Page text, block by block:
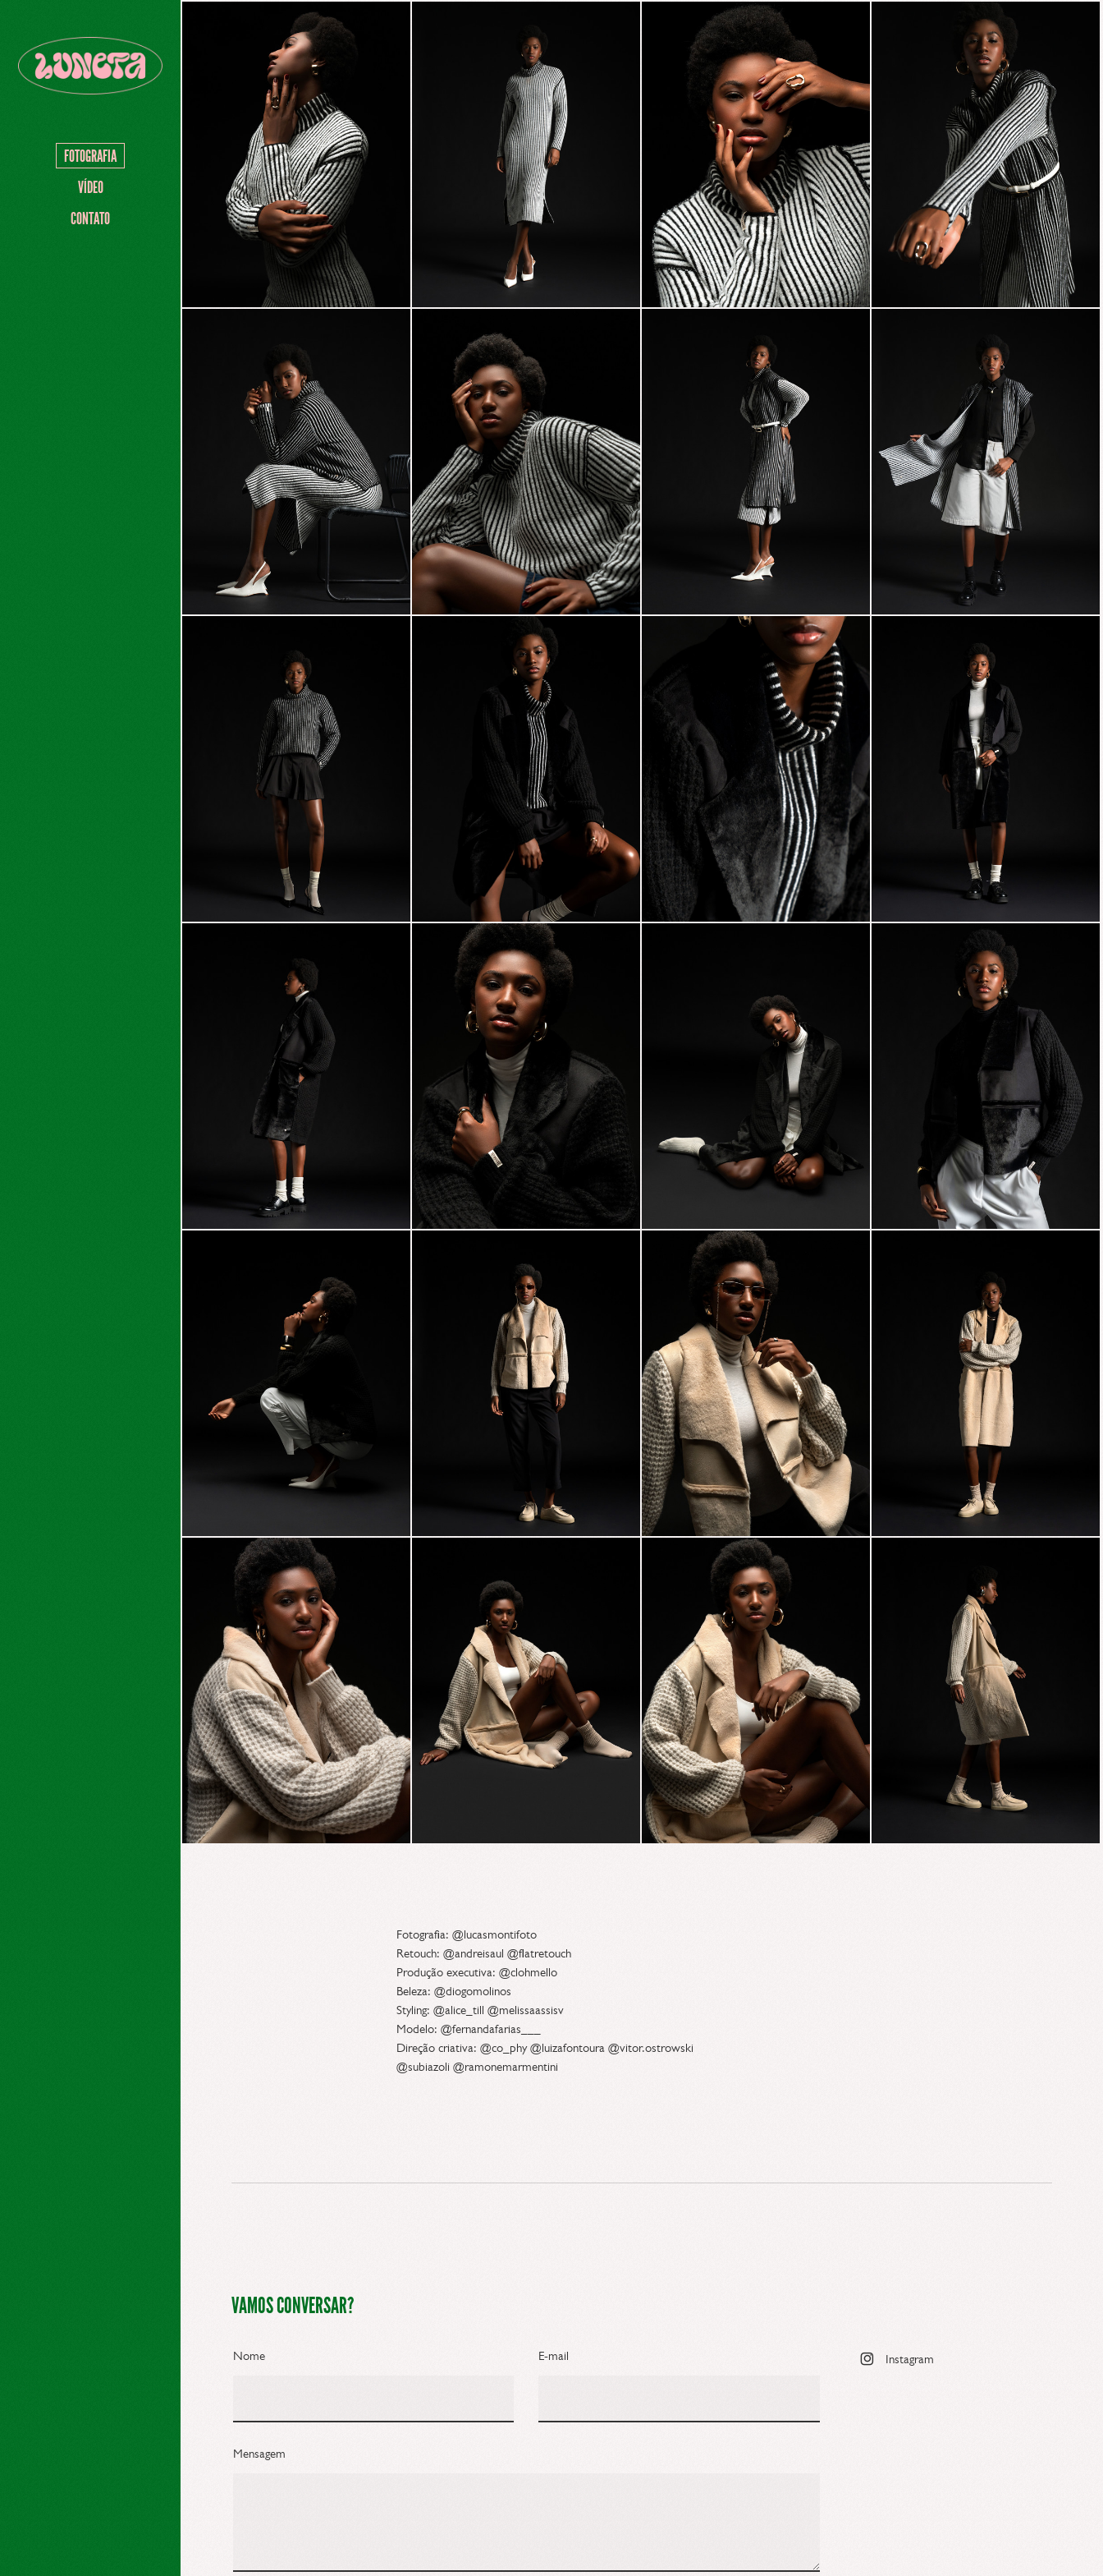
FOTOGRAFIA
VÍDEO
CONTATO
Fotografia: @lucasmontifoto
Retouch: @andreisaul @flatretouch
Produção executiva: @clohmello
Beleza: @diogomolinos
Styling: @alice_till @melissaassisv
Modelo: @fernandafarias___
Direção criativa: @co_phy @luizafontoura @vitor.ostrowski
@subiazoli @ramonemarmentini
VAMOS CONVERSAR?
Nome E-mail
Mensagem
Instagram